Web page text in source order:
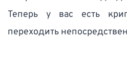
Теперь у вас есть
переходить